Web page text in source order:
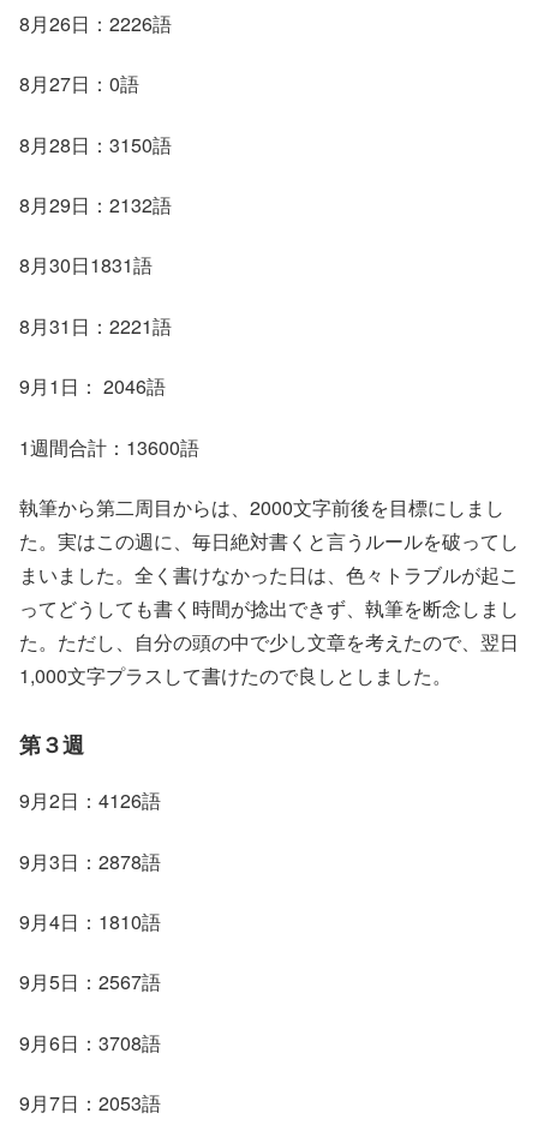
8月26日：2226語
8月27日：0語
8月28日：3150語
8月29日：2132語
8月30日1831語
8月31日：2221語
9月1日： 2046語
1週間合計：13600語
執筆から第二周目からは、2000文字前後を目標にしまし
た。実はこの週に、毎日絶対書くと言うルールを破ってし
まいました。全く書けなかった日は、色々トラブルが起こ
ってどうしても書く時間が捻出できず、執筆を断念しまし
た。ただし、自分の頭の中で少し文章を考えたので、翌日
1,000文字プラスして書けたので良しとしました。
第３週
9月2日：4126語
9月3日：2878語
9月4日：1810語
9月5日：2567語
9月6日：3708語
9月7日：2053語